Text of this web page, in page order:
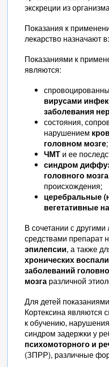
экскреции из
Показания к
лекарство назначают
Показаниями к
являются:
вирусами
заболевания
состояния,
нарушением
головном мозге;
ЧМТ и ее
синдром
головного мозга
происхождения;
церебральные
вегетативные
В сочетании с
средствами препарат
эпилепсии, а также
хронических
заболеваний
мозга различной
Для детей
Кортексина являются
к обучению,
синдром задержки у
психомоторного и
(ЗПРР), различные